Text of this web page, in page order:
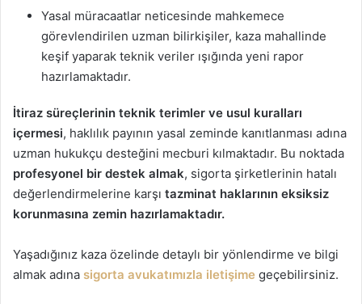
Yasal müracaatlar neticesinde mahkemece
görevlendirilen uzman bilirkişiler, kaza mahallinde
keşif yaparak teknik veriler ışığında yeni rapor
hazırlamaktadır.
İtiraz süreçlerinin teknik terimler ve usul kuralları
içermesi, haklılık payının yasal zeminde kanıtlanması adına
uzman hukukçu desteğini mecburi kılmaktadır. Bu noktada
profesyonel bir destek almak, sigorta şirketlerinin hatalı
değerlendirmelerine karşı tazminat haklarının eksiksiz
korunmasına zemin hazırlamaktadır.
Yaşadığınız kaza özelinde detaylı bir yönlendirme ve bilgi
almak adına sigorta avukatımızla iletişime geçebilirsiniz.